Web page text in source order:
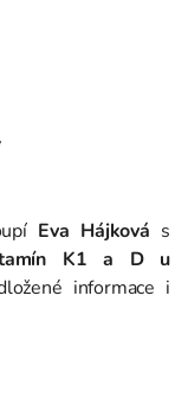
Eva Hájková s
K1 a D u
informace i